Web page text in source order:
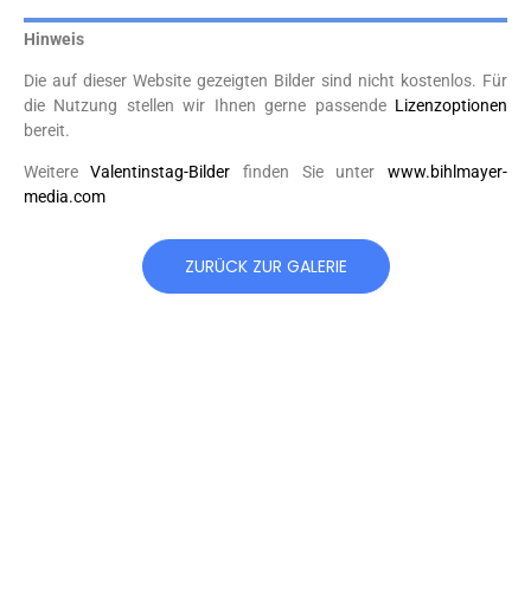
Hinweis
Die auf dieser Website gezeigten Bilder sind nicht kostenlos. Für
die Nutzung stellen wir Ihnen gerne passende Lizenzoptionen
bereit.
Weitere Valentinstag-Bilder finden Sie unter www.bihlmayer-
media.com
ZURÜCK ZUR GALERIE